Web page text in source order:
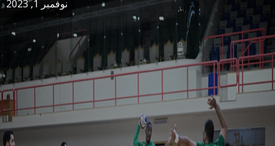
نوفمبر 1, 2023